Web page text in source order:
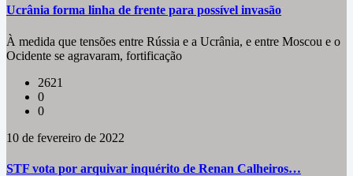
Ucrânia forma linha de frente para possível invasão
À medida que tensões entre Rússia e a Ucrânia, e entre Moscou e o
Ocidente se agravaram, fortificação
2621
0
0
10 de fevereiro de 2022
STF vota por arquivar inquérito de Renan Calheiros…